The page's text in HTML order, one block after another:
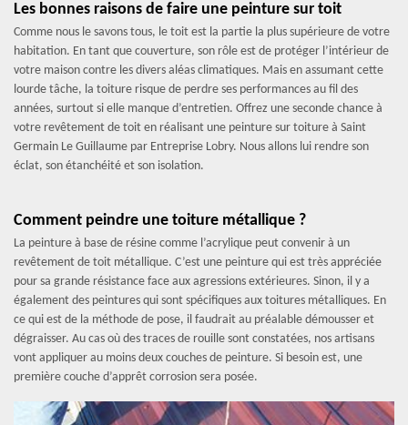
Les bonnes raisons de faire une peinture sur toit
Comme nous le savons tous, le toit est la partie la plus supérieure de votre
habitation. En tant que couverture, son rôle est de protéger l’intérieur de
votre maison contre les divers aléas climatiques. Mais en assumant cette
lourde tâche, la toiture risque de perdre ses performances au fil des
années, surtout si elle manque d’entretien. Offrez une seconde chance à
votre revêtement de toit en réalisant une peinture sur toiture à Saint
Germain Le Guillaume par Entreprise Lobry. Nous allons lui rendre son
éclat, son étanchéité et son isolation.
Comment peindre une toiture métallique ?
La peinture à base de résine comme l’acrylique peut convenir à un
revêtement de toit métallique. C’est une peinture qui est très appréciée
pour sa grande résistance face aux agressions extérieures. Sinon, il y a
également des peintures qui sont spécifiques aux toitures métalliques. En
ce qui est de la méthode de pose, il faudrait au préalable démousser et
dégraisser. Au cas où des traces de rouille sont constatées, nos artisans
vont appliquer au moins deux couches de peinture. Si besoin est, une
première couche d’apprêt corrosion sera posée.